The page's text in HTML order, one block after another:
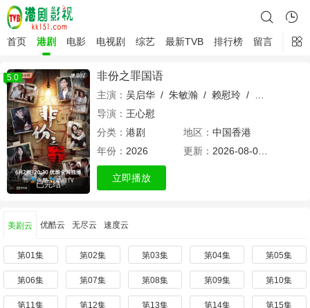
首页 港剧 电影 电视剧 综艺 最新TVB 排行榜 留言
5.0
已完结
非份之罪国语
主演： 吴启华 / 朱敏瀚 / 赖慰玲 /
导演： 王心慰
分类： 港剧 地区： 中国香港
年份： 2026 更新： 2026-08-01 22:09
立即播放
美剧云 优酷云 无尽云 速度云
第01集 第02集 第03集 第04集 第05集
第06集 第07集 第08集 第09集 第10集
第11集 第12集 第13集 第14集 第15集